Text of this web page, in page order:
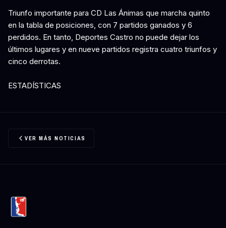
Triunfo importante para CD Las Ánimas que marcha quinto
en la tabla de posiciones, con 7 partidos ganados y 6
perdidos. En tanto, Deportes Castro no puede dejar los
últimos lugares y en nueve partidos registra cuatro triunfos y
cinco derrotas.
ESTADÍSTICAS
VER MÁS NOTICIAS